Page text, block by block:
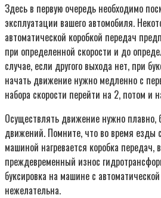
Здесь в первую очередь необходимо
эксплуатации вашего автомобиля.
автоматической коробкой передач
при определенной скорости и до
случае, если другого выхода нет, при
начать движение нужно медленно с
набора скорости перейти на 2, потом и
Осуществлять движение нужно плавно,
движений. Помните, что во время езды
машиной нагревается коробка передач,
преждевременный износ
буксировка на машине с
нежелательна.